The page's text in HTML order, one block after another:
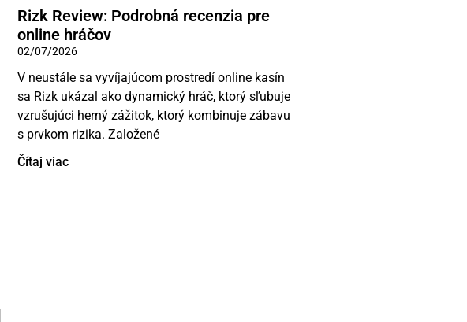
Rizk Review: Podrobná recenzia pre
online hráčov
02/07/2026
V neustále sa vyvíjajúcom prostredí online kasín
sa Rizk ukázal ako dynamický hráč, ktorý sľubuje
vzrušujúci herný zážitok, ktorý kombinuje zábavu
s prvkom rizika. Založené
Čítaj viac